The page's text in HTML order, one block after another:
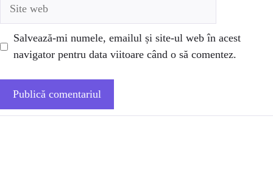
Salvează-mi numele, emailul și site-ul web în acest
navigator pentru data viitoare când o să comentez.